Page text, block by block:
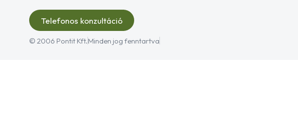
Telefonos konzultáció
© 2006 Pontit Kft.Minden jog fenntartva